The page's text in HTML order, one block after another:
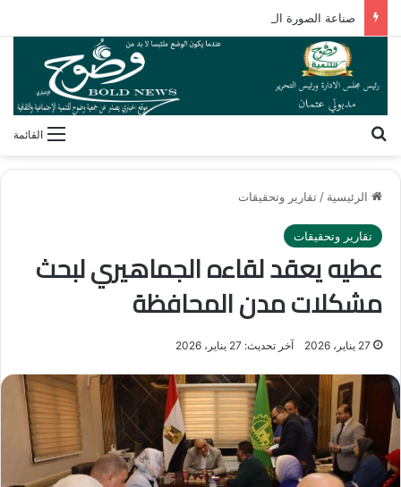
صناعة الصورة الذهنية.. كيف يشكل الإعلام رؤيتنا لأنفسنا وللآخرين؟
القائمة
الرئيسية / تقارير وتحقيقات
تقارير وتحقيقات
عطيه يعقد لقاءه الجماهيري لبحث
مشكلات مدن المحافظة
27 يناير، 2026 آخر تحديث: 27 يناير، 2026